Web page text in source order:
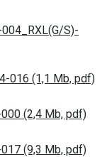
S)-
016 (1,1 Mb, pdf)
(2,4 Mb, pdf)
(9,3 Mb, pdf)